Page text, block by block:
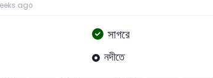
ago
সাগরে
নদীতে